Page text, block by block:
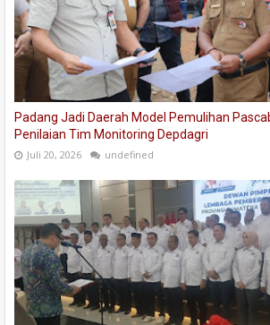
Padang Jadi Daerah Model Pemulihan
Penilaian Tim Monitoring Depdagri
Juli 20, 2026 undefined